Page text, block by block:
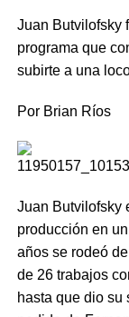
Juan Butvilofsky
programa que
subirte a una
Por Brian Ríos
Juan Butvilofsky
producción en
años se rodeó
de 26 trabajos
hasta que dio su